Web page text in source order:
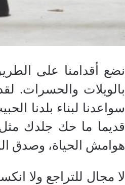
نضع أقدامنا على
بالويلات والحسرات.
سواعدنا لبناء بلدنا
قديما ما حك جلدك
هوامش الحياة، وصدق
لا مجال للتراجع ولا